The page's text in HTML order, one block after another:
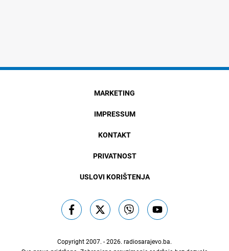
MARKETING
IMPRESSUM
KONTAKT
PRIVATNOST
USLOVI KORIŠTENJA
Copyright 2007. - 2026. radiosarajevo.ba.